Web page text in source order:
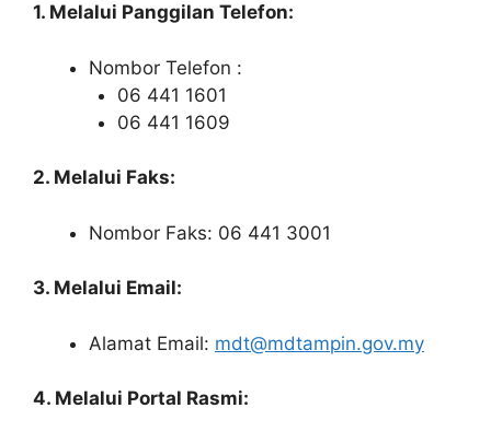
1. Melalui Panggilan Telefon:
Nombor Telefon :
06 441 1601
06 441 1609
2. Melalui Faks:
Nombor Faks: 06 441 3001
3. Melalui Email:
Alamat Email: mdt@mdtampin.gov.my
4. Melalui Portal Rasmi: